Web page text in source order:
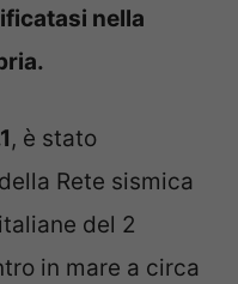
nella
, è stato
Rete sismica
del 2
in mare a circa